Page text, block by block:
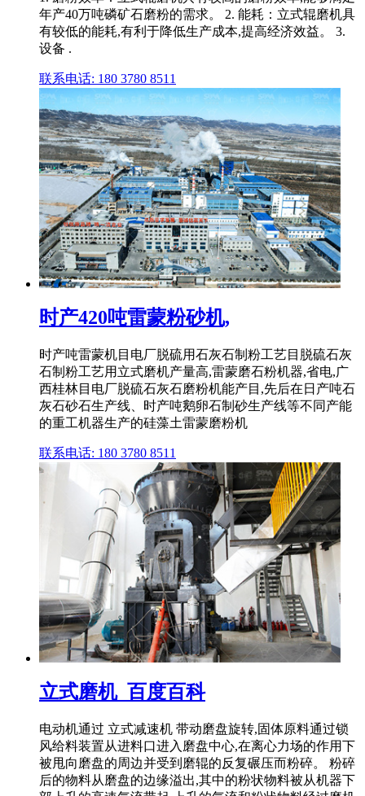
年产40万吨磷矿石磨粉的需求。 2. 能耗：立式辊磨机具
有较低的能耗,有利于降低生产成本,提高经济效益。 3.
设备 .
联系电话: 180 3780 8511
时产420吨雷蒙粉砂机,
时产吨雷蒙机目电厂脱硫用石灰石制粉工艺目脱硫石灰
石制粉工艺用立式磨机产量高,雷蒙磨石粉机器,省电,广
西桂林目电厂脱硫石灰石磨粉机能产目,先后在日产吨石
灰石砂石生产线、时产吨鹅卵石制砂生产线等不同产能
的重工机器生产的硅藻土雷蒙磨粉机
联系电话: 180 3780 8511
立式磨机_百度百科
电动机通过 立式减速机 带动磨盘旋转,固体原料通过锁
风给料装置从进料口进入磨盘中心,在离心力场的作用下
被甩向磨盘的周边并受到磨辊的反复碾压而粉碎。 粉碎
后的物料从磨盘的边缘溢出,其中的粉状物料被从机器下